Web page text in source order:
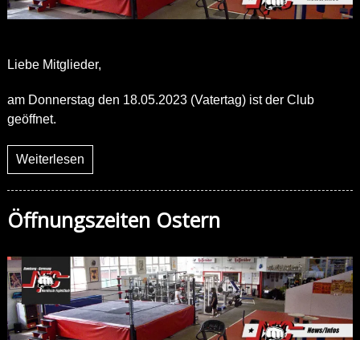
Liebe Mitglieder,
am Donnerstag den 18.05.2023 (Vatertag) ist der Club
geöffnet.
Weiterlesen
Öffnungszeiten Ostern